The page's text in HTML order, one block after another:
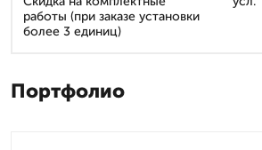
работы (при заказе установки
более 3 единиц)
Портфолио